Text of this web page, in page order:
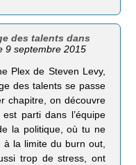
des talents dans
9 septembre 2015
Plex de Steven Levy,
des talents se passe
chapitre, on découvre
est parti dans l’équipe
la politique, où tu ne
à la limite du burn out,
trop de stress, ont